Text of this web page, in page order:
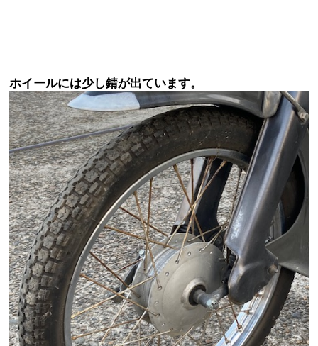
ホイールには少し錆が出ています。